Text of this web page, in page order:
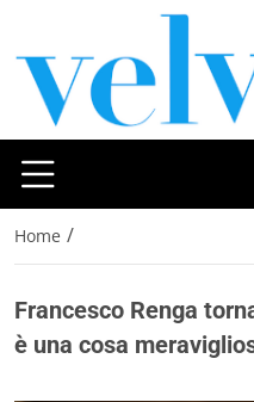
Home /
Francesco Renga
è una cosa